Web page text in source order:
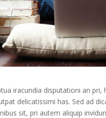
iracundia disputationi an pri,
delicatissimi has. Sed ad
sit, pri autem aliquip